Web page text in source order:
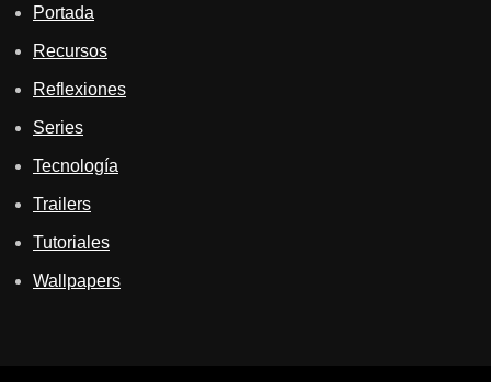
Portada
Recursos
Reflexiones
Series
Tecnología
Trailers
Tutoriales
Wallpapers